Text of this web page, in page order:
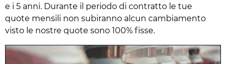
e i 5 anni. Durante il periodo di contratto le tue
quote mensili non subiranno alcun cambiamento
visto le nostre quote sono 100% fisse.